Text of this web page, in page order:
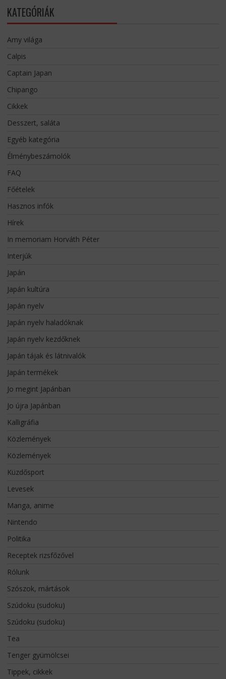
KATEGÓRIÁK
Amy világa
Calpis
Captain Japan
Chipango
Cikkek
Desszert, saláta
Egyéb kategória
Élménybeszámolók
FAQ
Főételek
Hasznos infók
Hírek
In memoriam Horváth Péter
Interjúk
Japán
Japán kultúra
Japán nyelv
Japán nyelv haladóknak
Japán nyelv kezdőknek
Japán tájak és látnivalók
Japán termékek
Jo megint Japánban
Jo újra Japánban
Kalligráfia
Közlemények
Közlemények
Küzdősport
Levesek
Manga, anime
Nintendo
Politika
Receptek rizsfőzővel
Rólunk
Szószok, mártások
Szúdoku (sudoku)
Szúdoku (sudoku)
Tea
Tenger gyümölcsei
Tippek, cikkek